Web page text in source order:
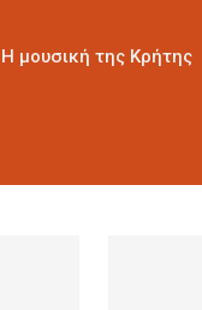
Η μουσική της Κρήτης